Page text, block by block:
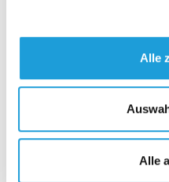
Alle
Alle
Dauer 4 Minuten
Kontakt